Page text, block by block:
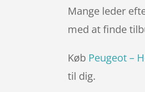
Mange leder
med at finde
Køb Peugeot –
til dig.